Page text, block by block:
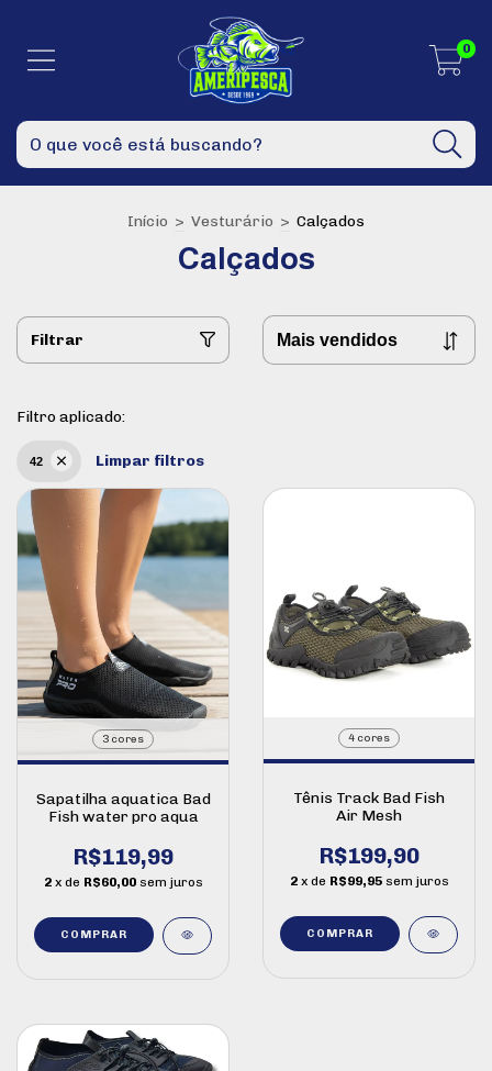
0
Início > Vesturário > Calçados
Calçados
Filtrar
Filtro aplicado:
42 Limpar filtros
3 cores
Sapatilha aquatica Bad
Fish water pro aqua
R$119,99
2 x de R$60,00 sem juros
COMPRAR
4 cores
Tênis Track Bad Fish
Air Mesh
R$199,90
2 x de R$99,95 sem juros
COMPRAR